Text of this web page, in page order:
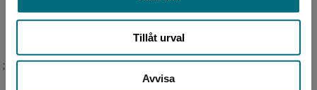
Tillåt urval
Avvisa
;